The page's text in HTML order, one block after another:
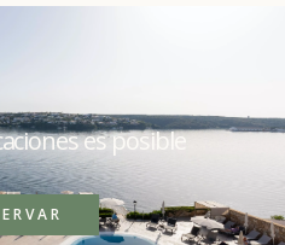
es posible